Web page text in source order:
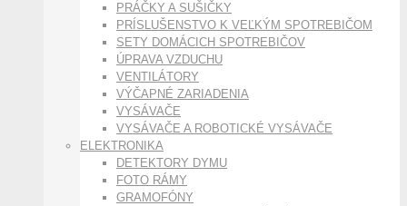
PRÁČKY A SUŠIČKY
PRÍSLUŠENSTVO K VEĽKÝM SPOTREBIČOM
SETY DOMÁCICH SPOTREBIČOV
ÚPRAVA VZDUCHU
VENTILÁTORY
VÝČAPNÉ ZARIADENIA
VYSÁVAČE
VYSÁVAČE A ROBOTICKÉ VYSÁVAČE
ELEKTRONIKA
DETEKTORY DYMU
FOTO RÁMY
GRAMOFÓNY